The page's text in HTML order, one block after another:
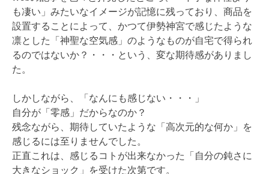
も凄い」みたいなイメージが記憶に残っており、商品を
設置することによって、かつて伊勢神宮で感じたような
凛とした「神聖な空気感」のようなものが自宅で得られ
るのではないか？・・・という、変な期待感がありまし
た。
しかしながら、「なんにも感じない・・・」
自分が「零感」だからなのか？
残念ながら、期待していたような「高次元的な何か」を
感じるには至りませんでした。
正直これは、感じるコトが出来なかった「自分の鈍さに
大きなショック」を受けた次第です。